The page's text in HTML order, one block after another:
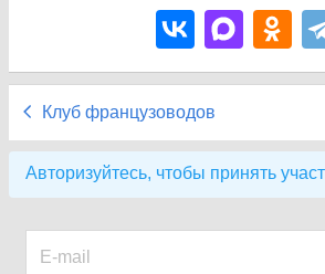
Клуб французоводов
Авторизуйтесь, чтобы принять